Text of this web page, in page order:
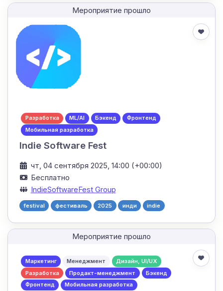
Мероприятие прошло
Разработка ML/AI Бэкенд
Фронтенд
Мобильная разработка
Indie Software Fest
чт, 04 сентября 2025, 14:00 (+00:00)
Бесплатно
IndieSoftwareFest Group
festival фестиваль 2025 инди indie
Мероприятие прошло
Маркетинг Менеджмент
Дизайн, UI/UX
Разработка
Продакт-менеджмент
Бэкенд
Фронтенд
Мобильная разработка